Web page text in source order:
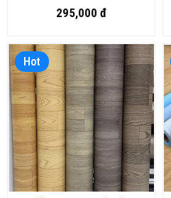
295,000 đ
Hot